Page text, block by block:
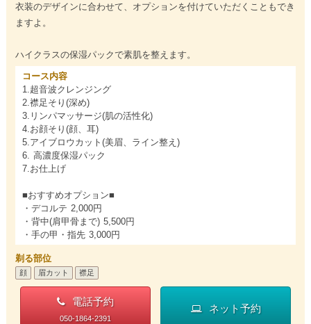
衣装のデザインに合わせて、オプションを付けていただくこともでき
ますよ。
ハイクラスの保湿パックで素肌を整えます。
コース内容
1.超音波クレンジング
2.襟足そり(深め)
3.リンパマッサージ(肌の活性化)
4.お顔そり(顔、耳)
5.アイブロウカット(美眉、ライン整え)
6. 高濃度保湿パック
7.お仕上げ
■おすすめオプション■
・デコルテ 2,000円
・背中(肩甲骨まで) 5,500円
・手の甲・指先 3,000円
剃る部位
顔 眉カット 襟足
電話予約
050-1864-2391
ネット予約